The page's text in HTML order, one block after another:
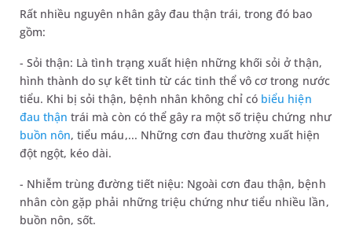
Rất nhiều nguyên nhân gây đau thận trái, trong đó bao
gồm:
- Sỏi thận: Là tình trạng xuất hiện những khối sỏi ở thận,
hình thành do sự kết tinh từ các tinh thể vô cơ trong nước
tiểu. Khi bị sỏi thận, bệnh nhân không chỉ có biểu hiện
đau thận trái mà còn có thể gây ra một số triệu chứng như
buồn nôn, tiểu máu,... Những cơn đau thường xuất hiện
đột ngột, kéo dài.
- Nhiễm trùng đường tiết niệu: Ngoài cơn đau thận, bệnh
nhân còn gặp phải những triệu chứng như tiểu nhiều lần,
buồn nôn, sốt.